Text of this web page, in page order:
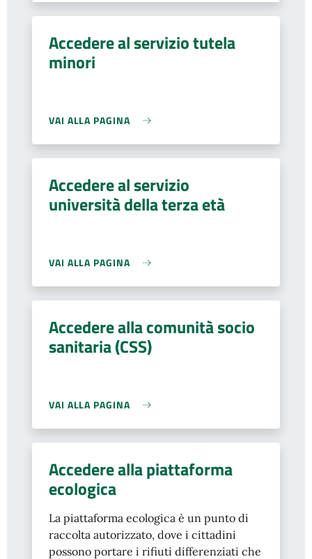
Accedere al servizio tutela
minori
VAI ALLA PAGINA
Accedere al servizio
università della terza età
VAI ALLA PAGINA
Accedere alla comunità socio
sanitaria (CSS)
VAI ALLA PAGINA
Accedere alla piattaforma
ecologica
La piattaforma ecologica è un punto di
raccolta autorizzato, dove i cittadini
possono portare i rifiuti differenziati che